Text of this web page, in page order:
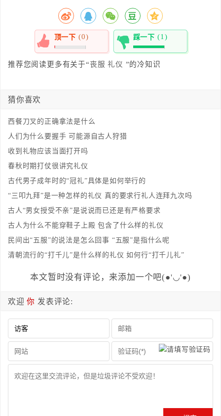
顶一下 (0)
0%
踩一下 (1)
100%
推荐您阅读更多有关于“丧服 礼仪 ”的冷知识
猜你喜欢
西餐刀叉的正确拿法是什么
人们为什么要握手 可能源自古人狩猎
收到礼物应该当面打开吗
春秋时期打仗很讲究礼仪
古代男子成年时的“冠礼”具体是如何举行的
“三叩九拜”是一种怎样的礼仪 真的要求行礼人连拜九次吗
古人“男女授受不亲”是说说而已还是有严格要求
古人为什么不能穿鞋子上殿 包含了什么样的礼仪
民间出“五服”的说法是怎么回事 “五服”是指什么呢
清朝流行的“打千儿”是什么样的礼仪 如何行“打千儿礼”
本文暂时没有评论，来添加一个吧(●'◡'●)
欢迎你 发表评论: